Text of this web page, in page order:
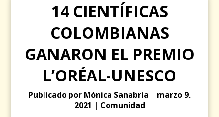
14 CIENTÍFICAS
COLOMBIANAS
GANARON EL PREMIO
L’ORÉAL-UNESCO
Publicado por Mónica Sanabria | marzo 9,
2021 | Comunidad